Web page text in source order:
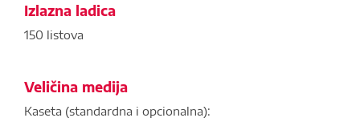
Izlazna ladica
150 listova
Veličina medija
Kaseta (standardna i opcionalna):